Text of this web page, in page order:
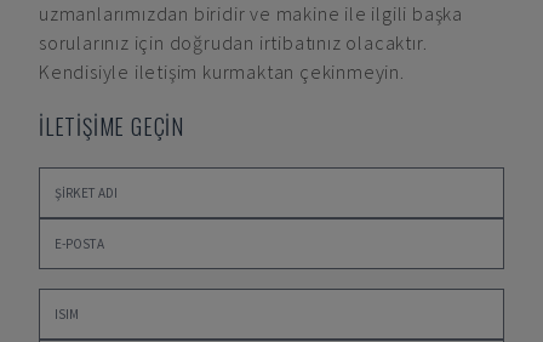
uzmanlarımızdan biridir ve makine ile ilgili başka
sorularınız için doğrudan irtibatınız olacaktır.
Kendisiyle iletişim kurmaktan çekinmeyin.
İLETİŞİME GEÇİN